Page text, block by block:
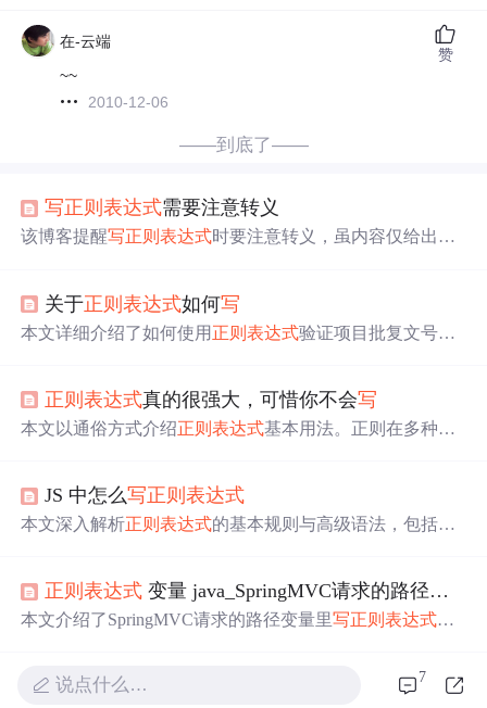
在-云端
~~
2010-12-06
赞
——到底了——
写正则表达式需要注意转义
该博客提醒写正则表达式时要注意转义，虽内容仅给出转
关于正则表达式如何写
本文详细介绍了如何使用 正则表达式验证项目批复文号，
上实现这一验证功能。
正则表达式真的很强大，可惜你不会写
本文以通俗方式介绍正则表达式基本用法。正则在多种语
在让读者能写简单正则或看懂他人所
教程。
JS 中怎么写正则表达式
本文深入解析正则表达式的基本规则与高级语法，包括简
高效运用。
正则表达式 变量 java_SpringMVC请求的路径变量里面
本文介绍了SpringMVC请求的路径变量里写正则表达式的
情况，最后总结方法并欢迎读者留言交流。
说点什么… 7